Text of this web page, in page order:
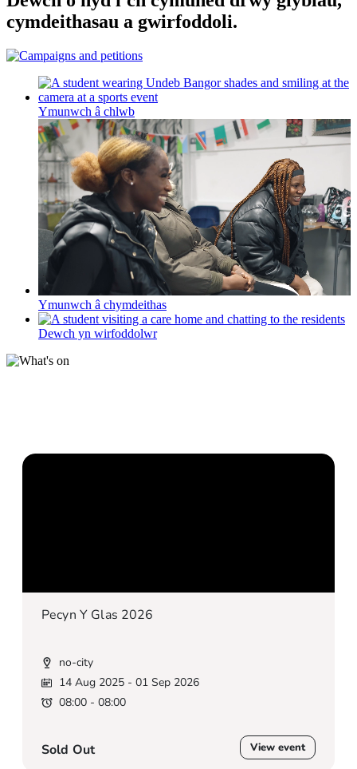
cymdeithasau a gwirfoddoli.
Ymunwch â chlwb
Ymunwch â chymdeithas
Dewch yn wirfoddolwr
Pecyn Y Glas 2026
no-city
14 Aug 2025 - 01 Sep 2026
08:00 - 08:00
Sold Out View event